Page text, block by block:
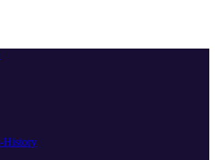
History